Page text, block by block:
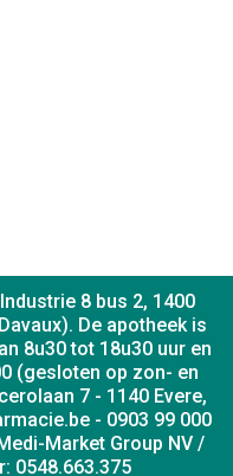
8 bus 2, 1400
De apotheek is
8u30 tot 18u30 uur en
(gesloten op zon- en
7 - 1140 Evere,
- 0903 99 000
Market Group NV /
0548.663.375